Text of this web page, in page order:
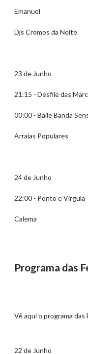
Emanuel
Djs Cromos da Noite
23 de Junho
21:15 - Desfile das
00:00 - Baile Banda
Arraias Populares
24 de Junho
22:00 - Ponto e Virgula
Calema
Programa das
Vê aqui o programa das
22 de Junho